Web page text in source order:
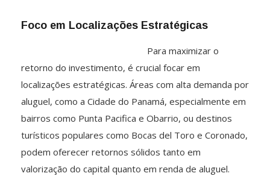
Foco em Localizações Estratégicas
Para maximizar o
retorno do investimento, é crucial focar em
localizações estratégicas. Áreas com alta demanda por
aluguel, como a Cidade do Panamá, especialmente em
bairros como Punta Pacifica e Obarrio, ou destinos
turísticos populares como Bocas del Toro e Coronado,
podem oferecer retornos sólidos tanto em
valorização do capital quanto em renda de aluguel.